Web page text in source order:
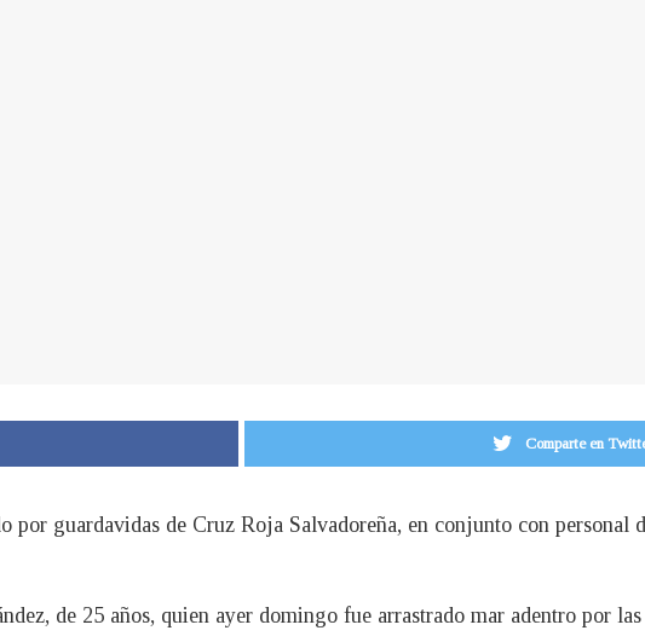
Comparte en
guardavidas de Cruz Roja Salvadoreña, en conjunto con personal
de 25 años, quien ayer domingo fue arrastrado mar adentro por las